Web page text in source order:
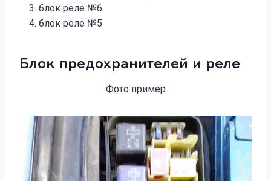
блок реле №6
блок реле №5
Блок предохранителей и реле
Фото пример